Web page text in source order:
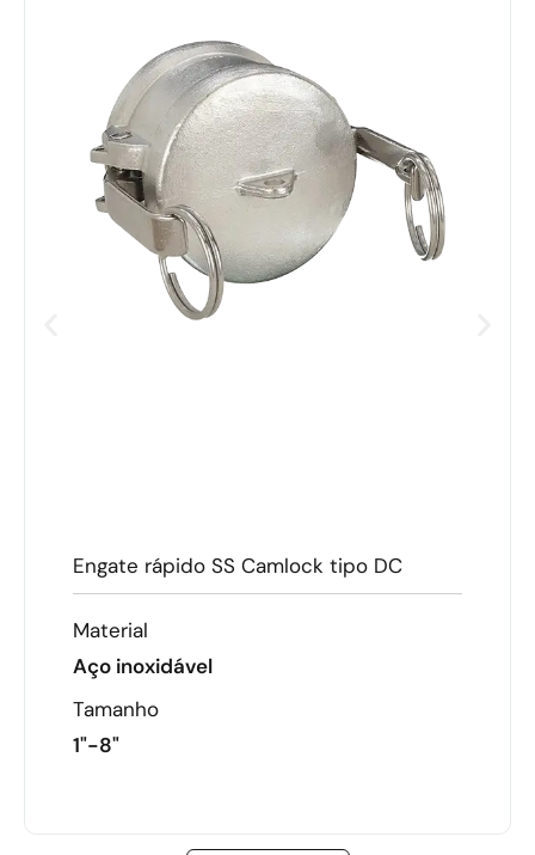
Engate rápido SS Camlock tipo DC
Material
Aço inoxidável
Tamanho
1"-8"
SABER MAIS